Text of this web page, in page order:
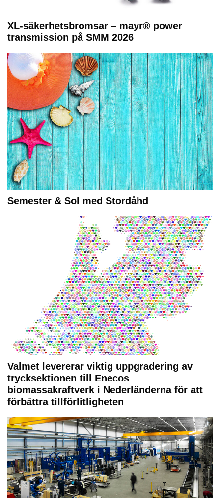
XL-säkerhetsbromsar – mayr® power
transmission på SMM 2026
Semester & Sol med Stordåhd
Valmet levererar viktig uppgradering av
trycksektionen till Enecos
biomassakraftverk i Nederländerna för att
förbättra tillförlitligheten